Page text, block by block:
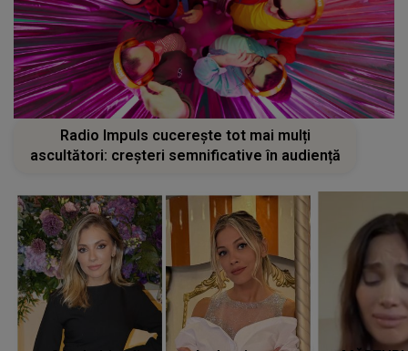
Radio Impuls cucerește tot mai mulți
ascultători: creșteri semnificative în audiență